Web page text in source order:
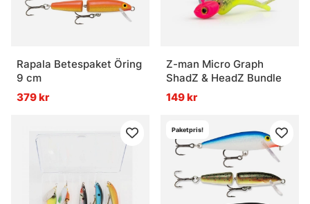
Rapala Betespaket Öring
9 cm
379 kr
Z-man Micro Graph
ShadZ & HeadZ Bundle
149 kr
Paketpris!